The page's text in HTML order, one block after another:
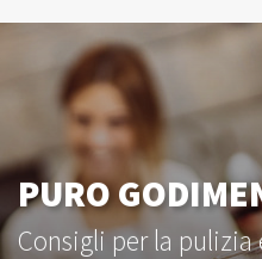
PURO
Consigli per la